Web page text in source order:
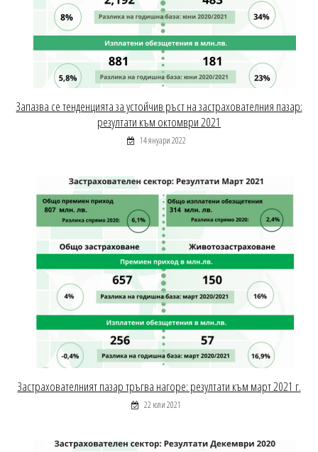
Запазва се тенденцията за устойчив ръст на застрахователния пазар:
резултати към октомври 2021
14 януари 2022
Застрахователният пазар тръгва нагоре: резултати към март 2021 г.
22 юли 2021